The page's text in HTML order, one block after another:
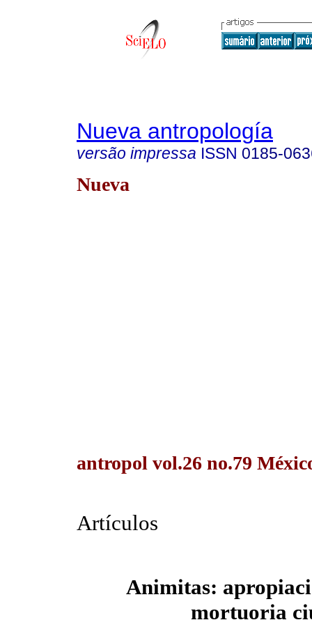
Nueva antropología
versão impressa ISSN 0185-
Nueva
antropol vol.26 no.79
Artículos
Animitas:
mortuoria